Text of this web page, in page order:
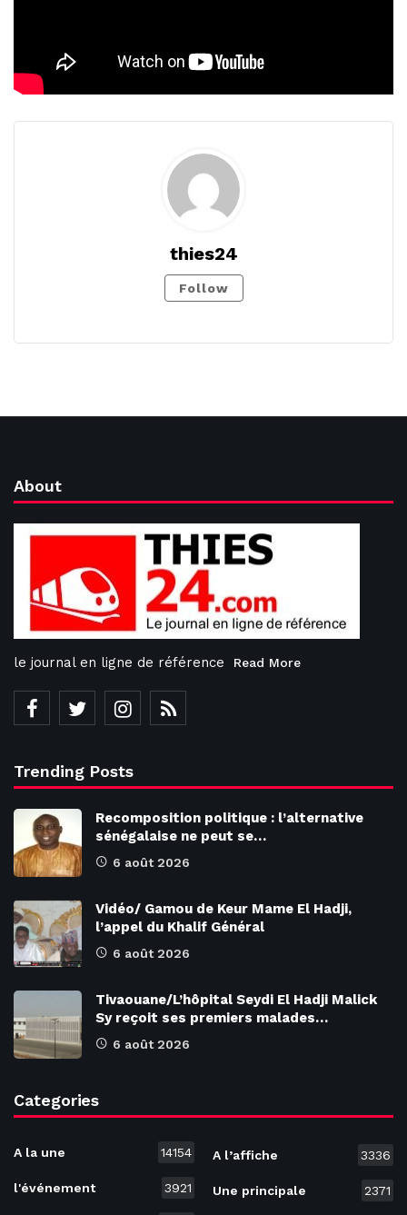
thies24
Follow
About
le journal en ligne de référence Read More
Trending Posts
Recomposition politique : l’alternative
sénégalaise ne peut se…
6 août 2026
Vidéo/ Gamou de Keur Mame El Hadji,
l’appel du Khalif Général
6 août 2026
Tivaouane/L’hôpital Seydi El Hadji Malick
Sy reçoit ses premiers malades…
6 août 2026
Categories
A la une 14154
l'événement 3921
A l’affiche 3336
Une principale 2371